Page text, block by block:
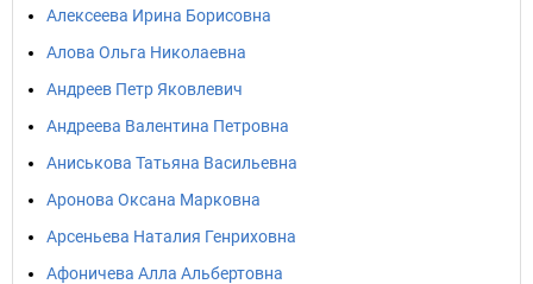
Алексеева Ирина Борисовна
Алова Ольга Николаевна
Андреев Петр Яковлевич
Андреева Валентина Петровна
Аниськова Татьяна Васильевна
Аронова Оксана Марковна
Арсеньева Наталия Генриховна
Афоничева Алла Альбертовна